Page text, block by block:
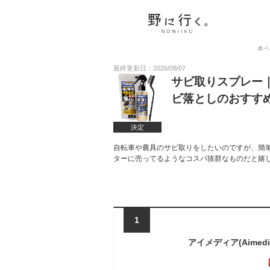
本
最終更新日：2026/08/07
決定
サビ取りスプレー
ビ落としのおすす
自転車や農具のサビ取りをしたいのですが、
ターに売ってるようなコスパ抜群なものだと
1